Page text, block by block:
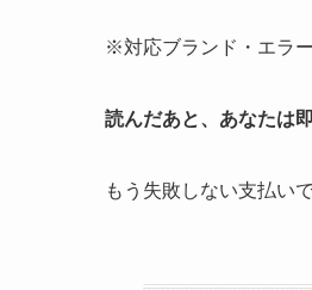
※対応ブランド・エラ
読んだあと、あなたは
もう失敗しない支払い